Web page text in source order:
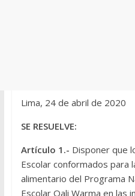
Lima, 24 de abril de 2020
SE RESUELVE:
Artículo 1.- Disponer que
Escolar conformados para
alimentario del Programa
Escolar Qali Warma en las